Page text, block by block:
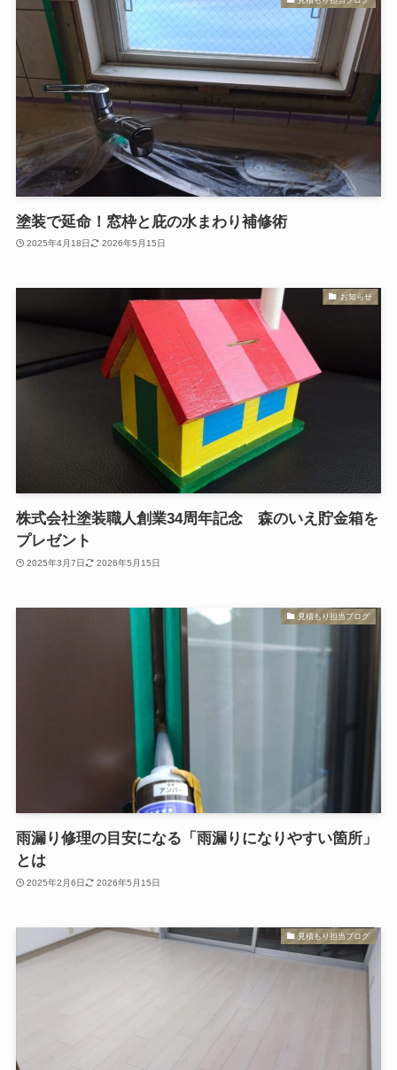
塗装で延命！窓枠と庇の水まわり補修術
2025年4月18日 2026年5月15日
お知らせ
株式会社塗装職人創業34周年記念 森のいえ貯金箱を
プレゼント
2025年3月7日 2026年5月15日
見積もり担当ブログ
雨漏り修理の目安になる「雨漏りになりやすい箇所」
とは
2025年2月6日 2026年5月15日
見積もり担当ブログ